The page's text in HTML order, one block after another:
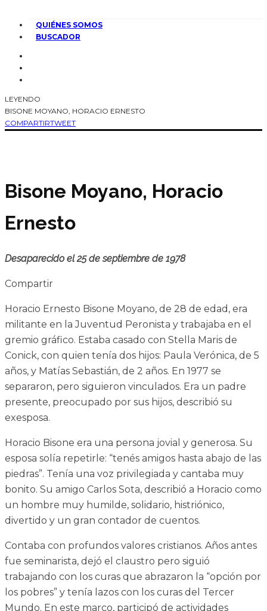
QUIÉNES SOMOS
BUSCADOR
LEYENDO
BISONE MOYANO, HORACIO ERNESTO
COMPARTIRTWEET
Bisone Moyano, Horacio
Ernesto
Desaparecido el 25 de septiembre de 1978
Compartir
Horacio Ernesto Bisone Moyano, de 28 de edad, era
militante en la Juventud Peronista y trabajaba en el
gremio gráfico. Estaba casado con Stella Maris de
Conick, con quien tenía dos hijos: Paula Verónica, de 5
años, y Matías Sebastián, de 2 años. En 1977 se
separaron, pero siguieron vinculados. Era un padre
presente, preocupado por sus hijos, describió su
exesposa.
Horacio Bisone era una persona jovial y generosa. Su
esposa solía repetirle: “tenés amigos hasta abajo de las
piedras”. Tenía una voz privilegiada y cantaba muy
bonito. Su amigo Carlos Sota, describió a Horacio como
un hombre muy humilde, solidario, histriónico,
divertido y un gran contador de cuentos.
Contaba con profundos valores cristianos. Años antes
fue seminarista, dejó el claustro pero siguió
trabajando con los curas que abrazaron la “opción por
los pobres” y tenía lazos con los curas del Tercer
Mundo. En este marco, participó de actividades